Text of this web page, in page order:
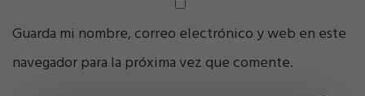
Guarda mi nombre, correo electrónico y web en este
navegador para la próxima vez que comente.